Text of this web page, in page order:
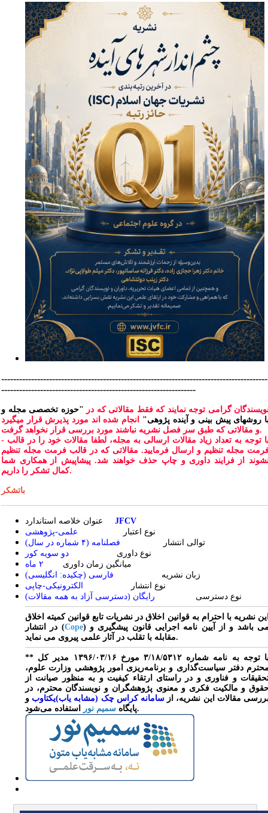
-----------------------------------------------------------------------------------------
-----------------------------------------------------------------
گرامی توجه نمایند که فقط مقالاتی که در "حوزه تخصصی مجله و
روشهای پیش بینی و آینده پژوهی"
انجام شده اند مورد پذیرش قرار میگیرد
و مقالاتی که طبق سر فصل نشریه نباشند مورد بررسی قرار نخواهد گرفت.
- با توجه به تعداد زیاد مقالات ارسالی به مجله، لطفا مقالات خود را در قالب
مجله تنظیم و ارسال فرمایید. مقالاتی که در قالب فرمت مجله تنظیم
از فرایند داوری و چاپ حذف خواهند شد. پیشاپیش از همکاری شما
کمال تشکر را داریم.
باتشکر
JFCV
نوع اعتبار علمی-پژوهشی
توالی انتشار
نوع داوری دو سویه کور
میانگین زمان داوری ۲ ماه
زبان نشریه فارسی (چکیده: انگلیسی)
نوع انتشار
الکترونیکی-چاپی
نوع دسترسی
رایگان (دسترسی آزاد به همه مقالات)
نشریه با احترام به قوانین اخلاق در نشریات تابع قوانین کمیته اخلاق
در انتشار (Cope) می باشد و از آیین نامه اجرایی قانون پیشگیری و
مقابله با تقلب در آثار علمی پیروی می نماید.
** با توجه به نامه شماره ۳/۱۸/۵۳۱۲ مورخ ۱۳۹۶/۰۳/۱۶ مدیر کل
دفتر سیاست‌گذاری و برنامه‌ریزی امور پژوهشی وزارت علوم،
و فناوری و در راستای ارتقاء کیفیت و به منظور صیانت از
و مالکیت فکری و معنوی پژوهشگران و نویسندگان محترم، در
مقالات این نشریه، از سامانه کراس چک (مشابه یاب)یکتاوب و
پایگاه سمیم نور استفاده می‌شود.